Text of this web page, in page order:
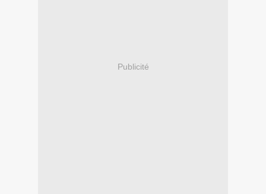
Publicité